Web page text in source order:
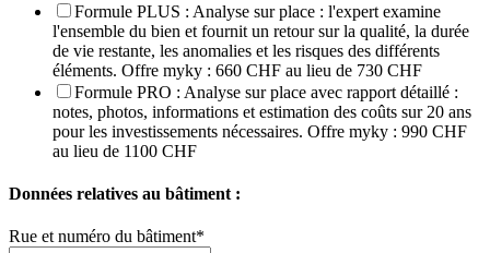
Formule PLUS : Analyse sur place : l'expert examine
l'ensemble du bien et fournit un retour sur la qualité, la durée
de vie restante, les anomalies et les risques des différents
éléments. Offre myky : 660 CHF au lieu de 730 CHF
Formule PRO : Analyse sur place avec rapport détaillé :
notes, photos, informations et estimation des coûts sur 20 ans
pour les investissements nécessaires. Offre myky : 990 CHF
au lieu de 1100 CHF
Données relatives au bâtiment :
Rue et numéro du bâtiment*